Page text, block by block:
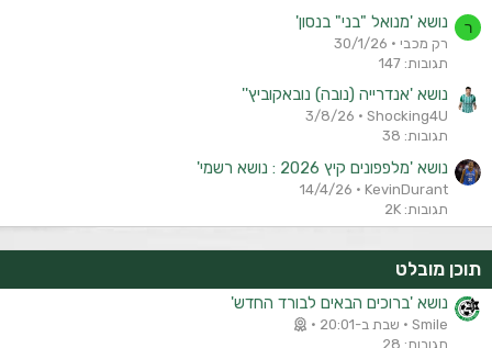
ר נושא 'מנואל "בני" בנסון'
רק מכבי
30/1/26
תגובות: 147
נושא 'אנדרייה (נובה) נובאקוביץ''
Shocking4U
3/8/26
תגובות: 38
נושא 'מלפפונים קיץ 2026 : נושא רשמי'
KevinDurant
14/4/26
תגובות: 2K
תוכן מובלט
נושא 'ברוכים הבאים לבורד החדש'
Smile
שבת ב-20:01
תגובות: 28